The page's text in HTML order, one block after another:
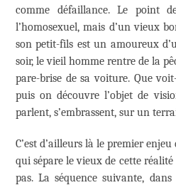
comme défaillance. Le point
l’homosexuel, mais d’un vieux
son petit-fils est un amoureux
soir, le vieil homme rentre de la
pare-brise de sa voiture. Que
puis on découvre l’objet de
parlent, s’embrassent, sur un
C’est d’ailleurs là le premier
qui sépare le vieux de cette
pas. La séquence suivante,